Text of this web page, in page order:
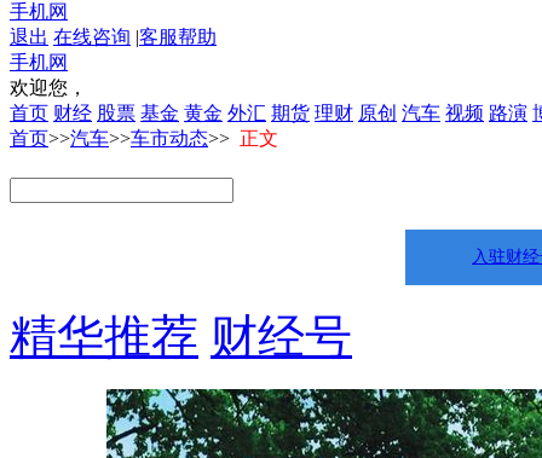
手机网
退出 在线咨询 |客服帮助
手机网
欢迎您，
首页 财经 股票 基金 黄金 外汇 期货 理财 原创 汽车 视频 路演
首页>>汽车>>车市动态>> 正文
入驻财
精华推荐 财经号